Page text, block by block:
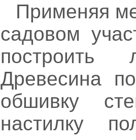
Применяя
садовом
построить
Древесина
обшивку
настилку